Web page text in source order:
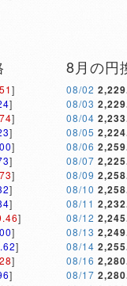
]
]
]
]
]
]
]
]
]
]
]
]
]
]
8月の円
08/02
08/03
08/04
08/05
08/06
08/07
08/09
08/10
08/11
08/12
08/13
08/14
08/16
08/17